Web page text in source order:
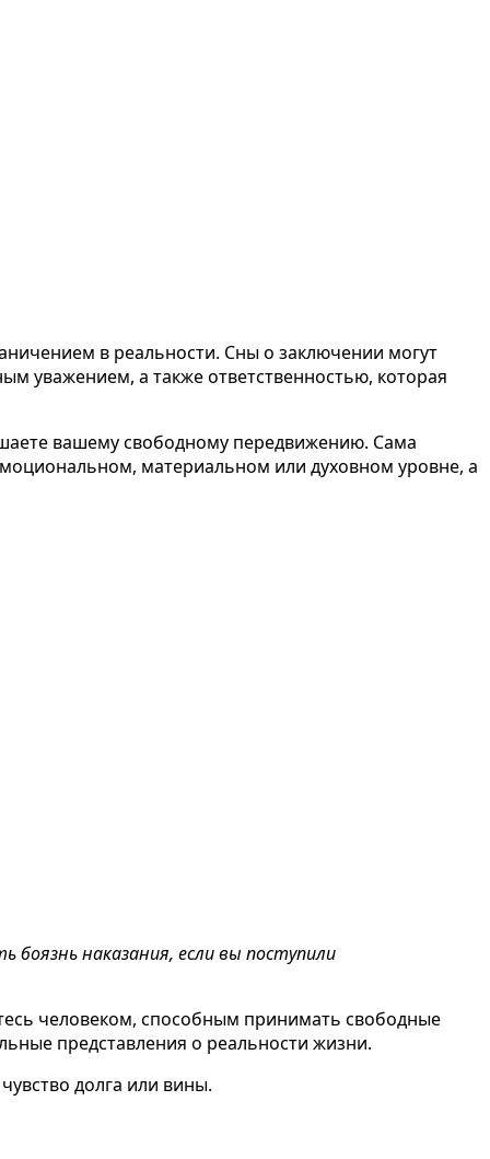
в реальности. Сны о заключении могут
уважением, а также ответственностью, которая
вашему свободному передвижению. Сама
материальном или духовном уровне, а
наказания, если вы поступили
человеком, способным принимать свободные
представления о реальности жизни.
долга или вины.